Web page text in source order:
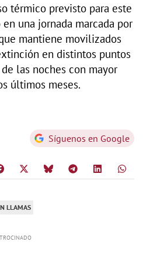
térmico previsto para este
una jornada marcada por
mantiene movilizados
en distintos puntos
las noches con mayor
últimos meses.
Síguenos en Google
LLAMAS